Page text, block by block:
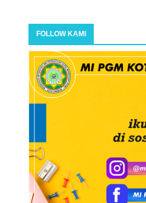
FOLLOW KAMI